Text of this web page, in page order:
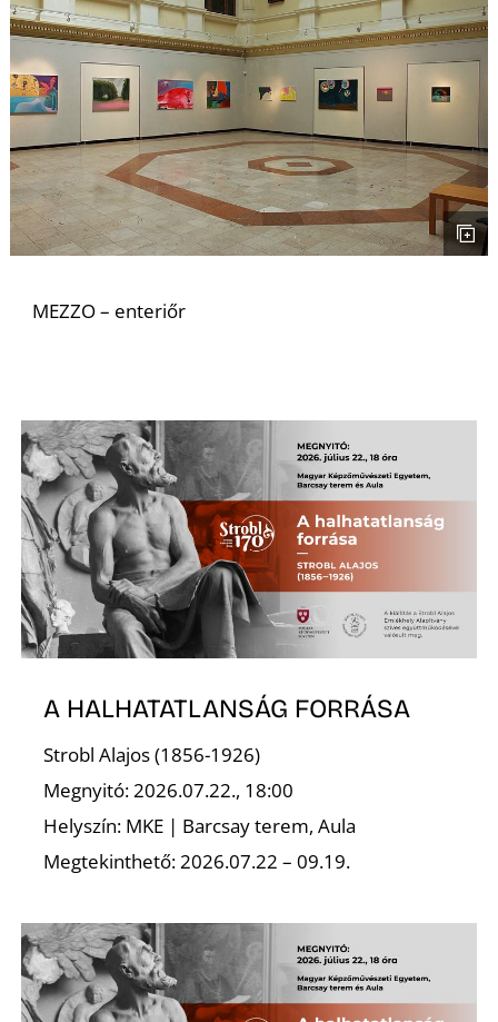
MEZZO – enteriőr
A HALHATATLANSÁG FORRÁSA
Strobl Alajos (1856-1926)
Megnyitó: 2026.07.22., 18:00
Helyszín: MKE | Barcsay terem, Aula
Megtekinthető: 2026.07.22 – 09.19.